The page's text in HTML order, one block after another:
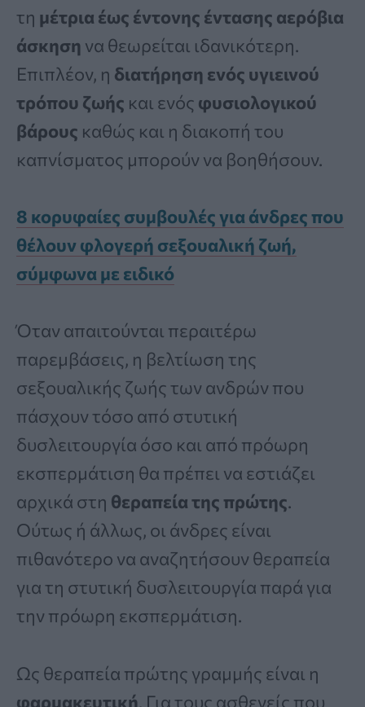
τη μέτρια έως έντονης έντασης αερόβια
άσκηση να θεωρείται ιδανικότερη.
Επιπλέον, η διατήρηση ενός υγιεινού
τρόπου ζωής και ενός φυσιολογικού
βάρους καθώς και η διακοπή του
καπνίσματος μπορούν να βοηθήσουν.
8 κορυφαίες συμβουλές για άνδρες που
θέλουν φλογερή σεξουαλική ζωή,
σύμφωνα με ειδικό
Όταν απαιτούνται περαιτέρω
παρεμβάσεις, η βελτίωση της
σεξουαλικής ζωής των ανδρών που
πάσχουν τόσο από στυτική
δυσλειτουργία όσο και από πρόωρη
εκσπερμάτιση θα πρέπει να εστιάζει
αρχικά στη θεραπεία της πρώτης.
Ούτως ή άλλως, οι άνδρες είναι
πιθανότερο να αναζητήσουν θεραπεία
για τη στυτική δυσλειτουργία παρά για
την πρόωρη εκσπερμάτιση.
Ως θεραπεία πρώτης γραμμής είναι η
φαρμακευτική. Για τους ασθενείς που